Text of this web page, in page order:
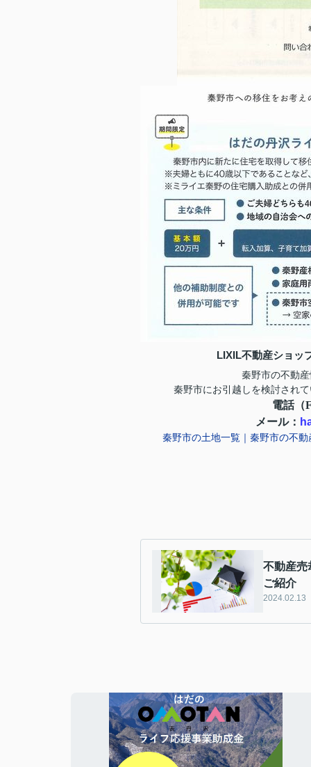
LIXIL不動産ショッ
秦野市の不動
秦野市にお引越しを検討され
電話（
メール：
秦野市の土地一覧｜秦野市の不
不動産売
ご紹介
2024.02.13